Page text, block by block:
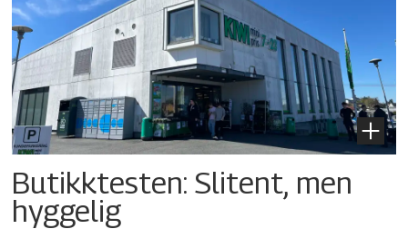
Butikktesten: Slitent, men
hyggelig